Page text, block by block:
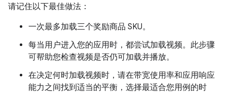
请记住以下最佳做法：
一次最多加载三个奖励商品 SKU。
每当用户进入您的应用时，都尝试加载视频。此步骤
可帮助您检查视频是否仍可加载并播放。
在决定何时加载视频时，请在带宽使用率和应用响应
能力之间找到适当的平衡，选择最适合您用例的时